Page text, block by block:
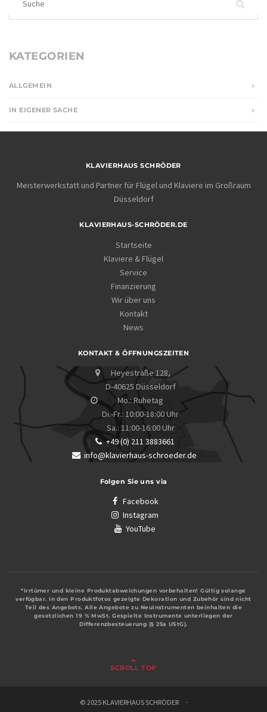
KATEGORIEN
ALLGEMEIN
IN EIGENER SACHE
KLAVIERHAUS SCHRÖDER
Meisterwerkstatt und Partner für Flügel und Klaviere im Großraum
Düsseldorf
KLAVIERHAUS-SCHRÖDER.DE
Startseite
Klaviere & Flügel
Service
Finanzierung
Wir über uns
Kontakt
News
KONTAKT & ÖFFNUNGSZEITEN
Heyestraße 128,
D-40625 Düsseldorf
Mo.: Ruhetag
Di.-Fr.: 10:00-18:00 Uhr
Sa.: 11:00-16:00 Uhr
+49 (0) 211 3883661
info@klavierhaus-schroeder.de
Folgen Sie uns via
Facebook
Instagram
YouTube
*Irrtümer und kleine Produktabweichungen vorbehalten! Gültig solange
verfügbar. In den Produktfotos gezeigte Dekoration und Zubehör sind nicht
Teil des Angebots. Alle Angebote zu Neuinstrumenten beinhalten die
gesetzlichen 19 % MwSt. Gespielte Instrumente unterliegen der
Differenzbesteuerung (§ 25a UStG).
SCROLL TOP
© 2025 KLAVIERHAUS SCHRÖDER ·